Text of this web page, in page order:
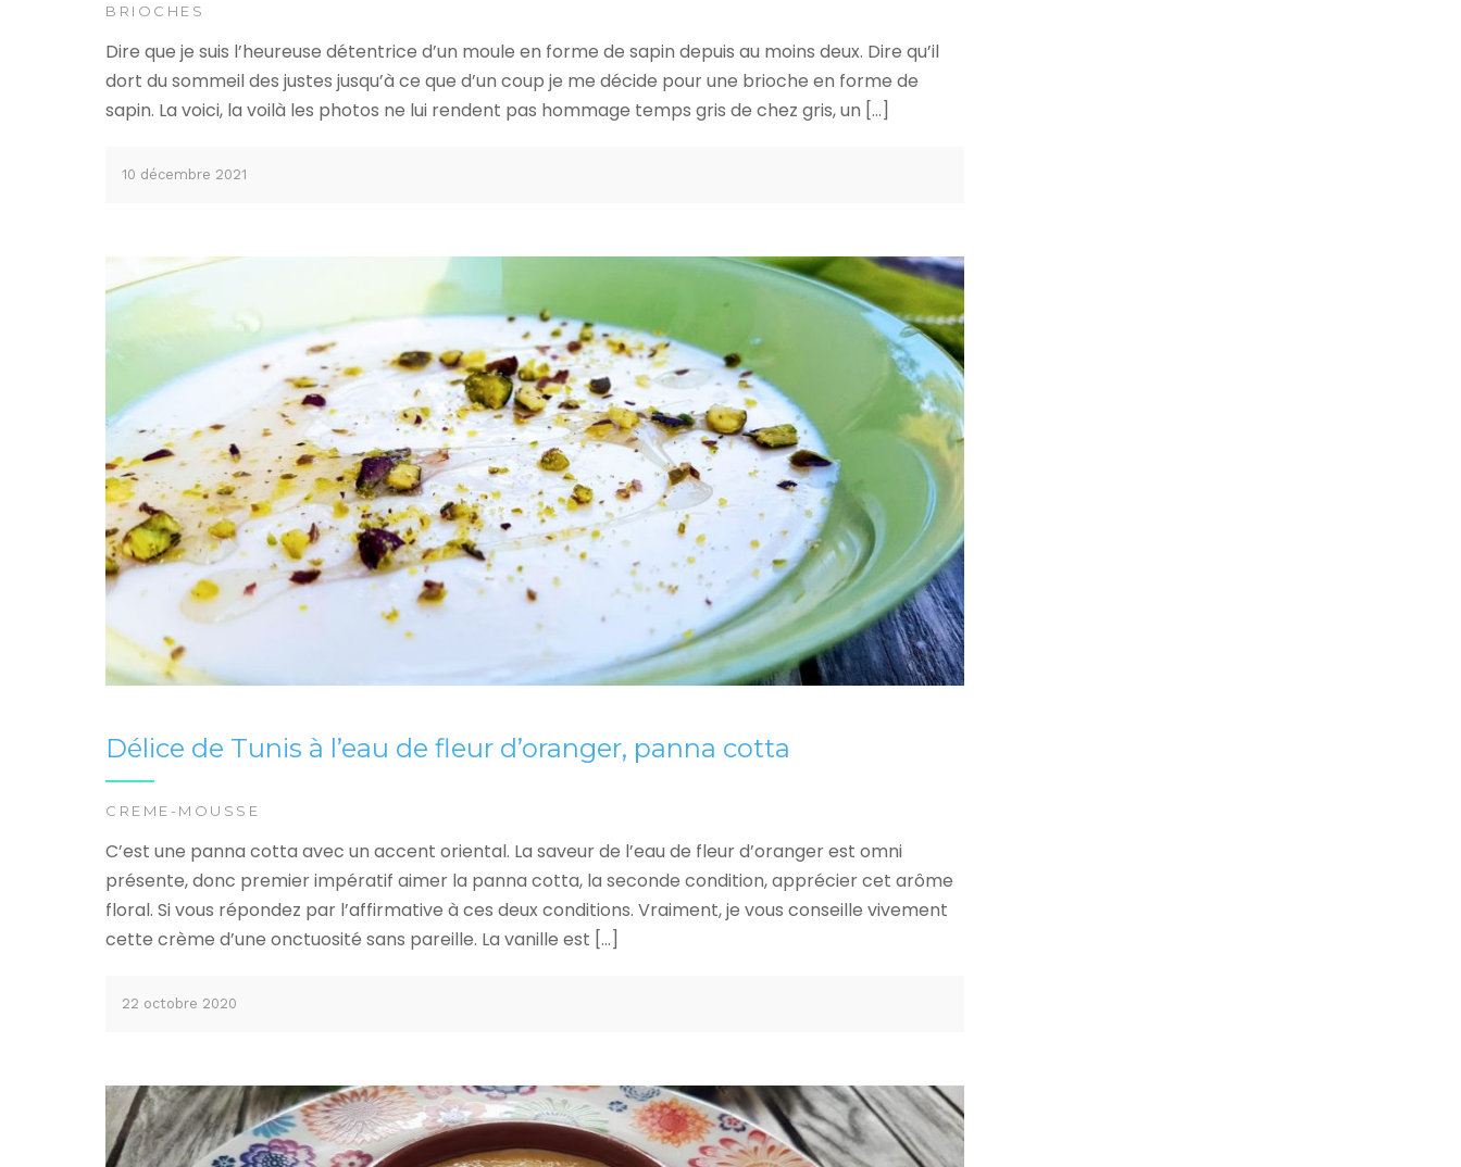
BRIOCHES
Dire que je suis l’heureuse détentrice d’un moule en forme de sapin depuis au moins deux. Dire qu’il
dort du sommeil des justes jusqu’à ce que d’un coup je me décide pour une brioche en forme de
sapin. La voici, la voilà les photos ne lui rendent pas hommage temps gris de chez gris, un […]
10 décembre 2021
Délice de Tunis à l’eau de fleur d’oranger, panna cotta
CREME-MOUSSE
C’est une panna cotta avec un accent oriental. La saveur de l’eau de fleur d’oranger est omni
présente, donc premier impératif aimer la panna cotta, la seconde condition, apprécier cet arôme
floral. Si vous répondez par l’affirmative à ces deux conditions. Vraiment, je vous conseille vivement
cette crème d’une onctuosité sans pareille. La vanille est […]
22 octobre 2020